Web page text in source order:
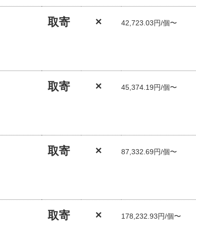
取寄 × 42,723.03円/個〜
取寄 × 45,374.19円/個〜
取寄 × 87,332.69円/個〜
取寄 × 178,232.93円/個〜